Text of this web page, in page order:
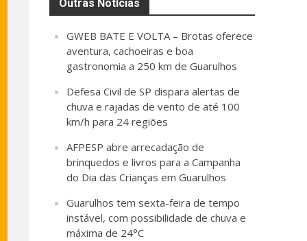
Outras Notícias
GWEB BATE E VOLTA – Brotas oferece
aventura, cachoeiras e boa
gastronomia a 250 km de Guarulhos
Defesa Civil de SP dispara alertas de
chuva e rajadas de vento de até 100
km/h para 24 regiões
AFPESP abre arrecadação de
brinquedos e livros para a Campanha
do Dia das Crianças em Guarulhos
Guarulhos tem sexta-feira de tempo
instável, com possibilidade de chuva e
máxima de 24°C